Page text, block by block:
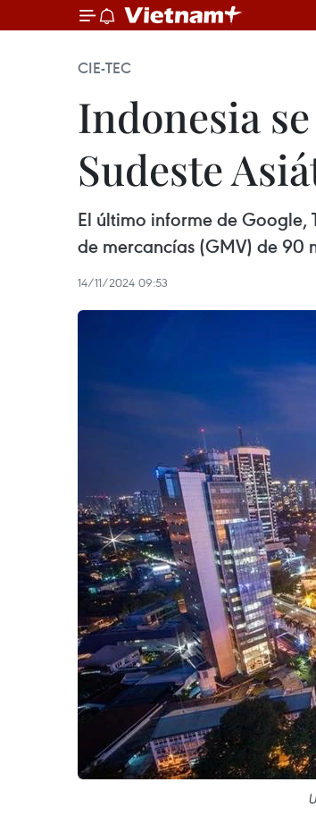
CIE-TEC
Indonesia
Sudeste
El último informe de
de mercancías (GMV) de 90
14/11/2024 09:53